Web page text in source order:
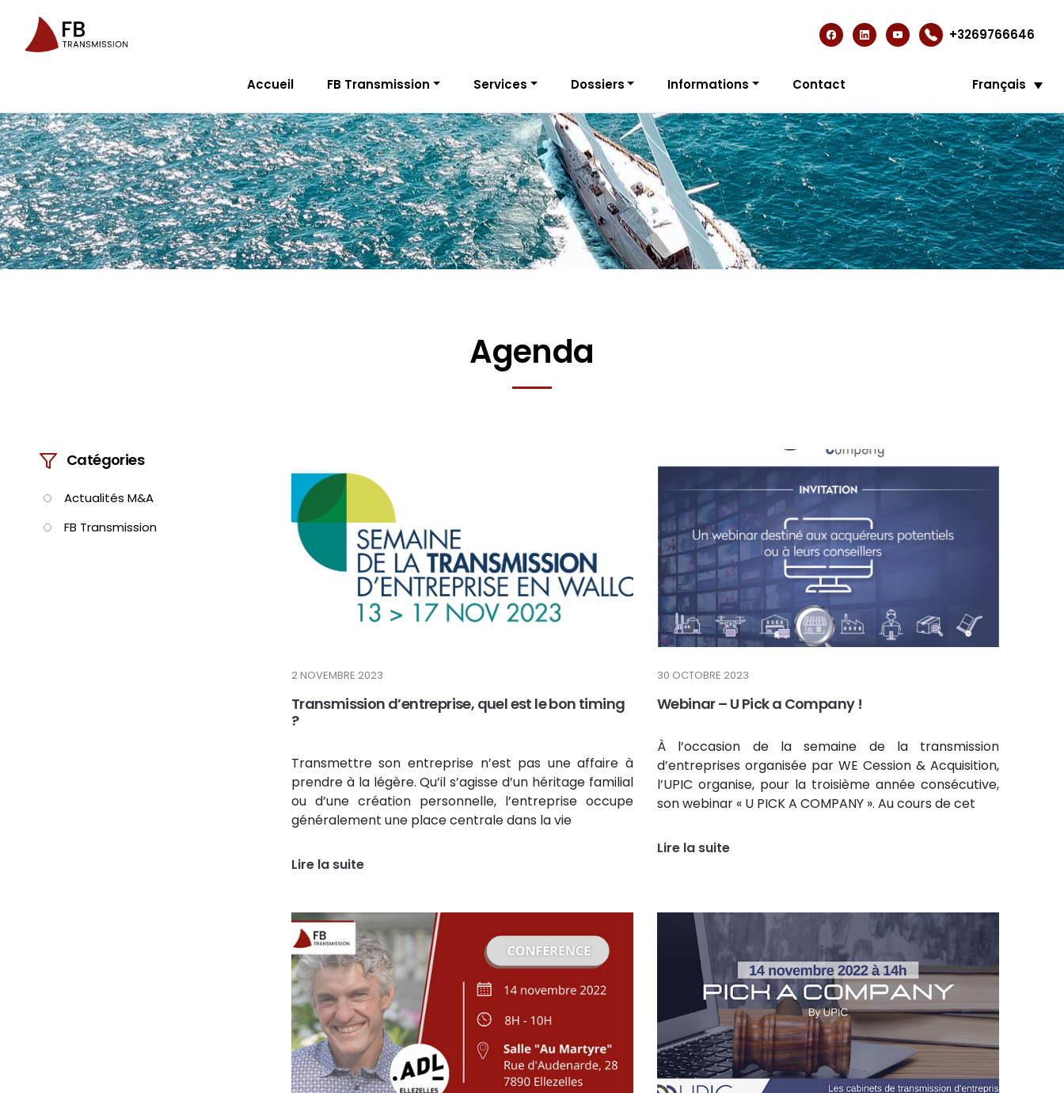
+3269766646
Accueil FB Transmission Services Dossiers Informations Contact Français
Agenda
Catégories
Actualités M&A
FB Transmission
2 NOVEMBRE 2023
Transmission d’entreprise, quel est le bon timing
?
Transmettre son entreprise n’est pas une affaire à
prendre à la légère. Qu’il s’agisse d’un héritage familial
ou d’une création personnelle, l’entreprise occupe
généralement une place centrale dans la vie
Lire la suite
30 OCTOBRE 2023
Webinar – U Pick a Company !
À l’occasion de la semaine de la transmission
d’entreprises organisée par WE Cession & Acquisition,
l’UPIC organise, pour la troisième année consécutive,
son webinar « U PICK A COMPANY ». Au cours de cet
Lire la suite